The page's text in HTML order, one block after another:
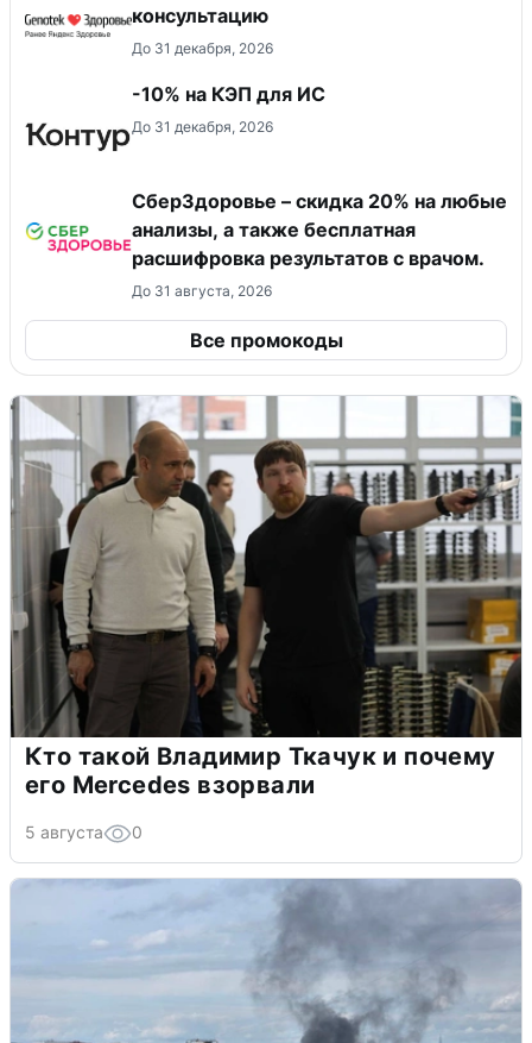
консультацию
До 31 декабря, 2026
-10% на КЭП для ИС
До 31 декабря, 2026
СберЗдоровье – скидка 20% на любые
анализы, а также бесплатная
расшифровка результатов с врачом.
До 31 августа, 2026
Все промокоды
Кто такой Владимир Ткачук и почему
его Mercedes взорвали
5 августа 0